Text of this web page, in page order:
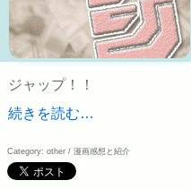
ジャップ！！
続きを読む…
Category: other / 漫画感想と紹介